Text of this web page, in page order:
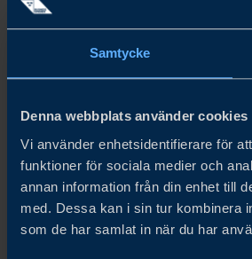
Samtycke
Denna webbplats använder cookies
Vi använder enhetsidentifierare för
funktioner för sociala medier och
annan information från din enhet till
med. Dessa kan i sin tur kombinera
som de har samlat in när du har
Try Swedish hjälper svenska
distributörer och inköpare för ökad tillväxt
Cookiepolicy
Nyhetsbrev
Anmäl till vårt nyhetsbrev
Kontakt